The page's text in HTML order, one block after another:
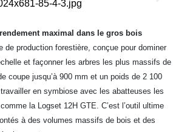
maximal dans le gros bois
de production forestière, conçue pour dominer
et façonner les arbres les plus massifs de
coupe jusqu’à 900 mm et un poids de 2 100
en symbiose avec les abatteuses les
la Logset 12H GTE. C’est l’outil ultime
à des volumes massifs de bois et des